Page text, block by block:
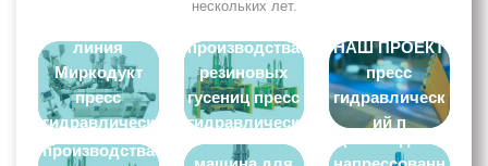
нескольких лет.
линия
Миркодукт
пресс
гидравлическ
ий п
производства
резиновых
гусениц пресс
гидравлическ
ий п
НАШ ПРОЕКТ
пресс
гидравлическ
ий п
Машина для
производства
Линия по